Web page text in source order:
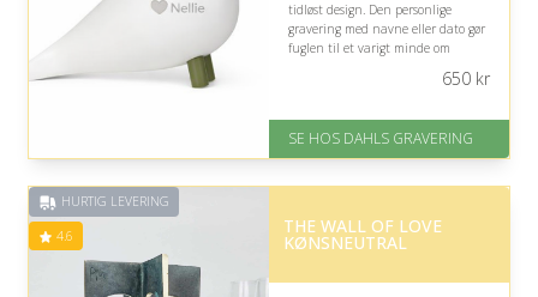
tidløst design. Den personlige
gravering med navne eller dato gør
fuglen til et varigt minde om
På lager
Levering: 2-3 dage
Fremragende Trustpilot rating
650kr
SE HOS DAHLS GRAVERING
HURTIG LEVERING
4.6 THE WALL OF LOVE
KØNSNEUTRAL